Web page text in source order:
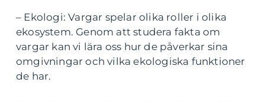
– Ekologi: Vargar spelar olika roller i olika
ekosystem. Genom att studera fakta om
vargar kan vi lära oss hur de påverkar sina
omgivningar och vilka ekologiska funktioner
de har.